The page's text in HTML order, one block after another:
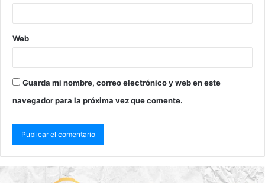
Web
Guarda mi nombre, correo electrónico y web en este
navegador para la próxima vez que comente.